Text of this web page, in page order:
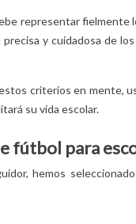
representar fielmente
y cuidadosa de los
criterios en mente,
su vida escolar.
fútbol para
hemos